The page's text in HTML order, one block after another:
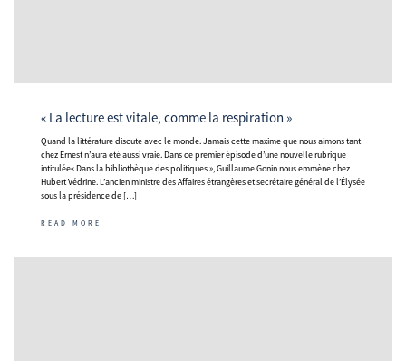
« La lecture est vitale, comme la respiration »
Quand la littérature discute avec le monde. Jamais cette maxime que nous aimons tant
chez Ernest n’aura été aussi vraie. Dans ce premier épisode d’une nouvelle rubrique
intitulée« Dans la bibliothèque des politiques », Guillaume Gonin nous emmène chez
Hubert Védrine. L’ancien ministre des Aﬀaires étrangères et secrétaire général de l’Élysée
sous la présidence de […]
READ MORE